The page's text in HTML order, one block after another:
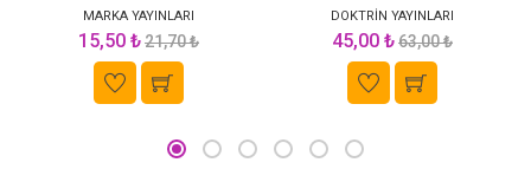
MARKA YAYINLARI
15,50 ₺21,70 ₺
DOKTRİN YAYINLARI
45,00 ₺63,00 ₺